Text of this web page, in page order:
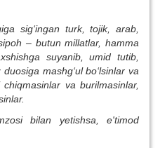
sig‘ingan turk, tojik, arab,
– butun millatlar, hamma
suyanib, umid tutib,
mashg‘ul bo‘lsinlar va
va burilmasinlar,
bilan yetishsa, e'timod